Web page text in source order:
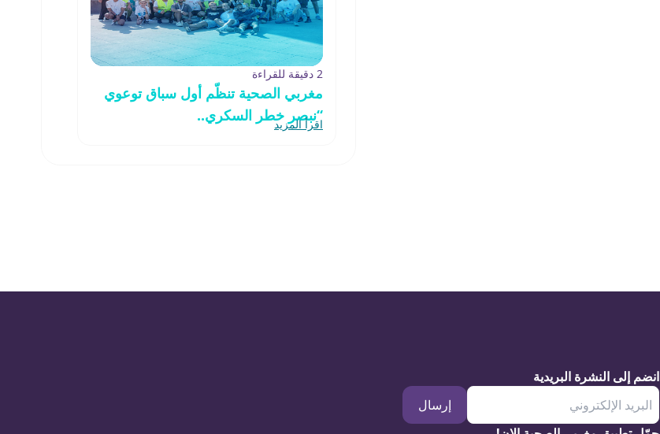
2 دقيقة للقراءة
مغربي الصحية تنظّم أول سباق توعوي
“نبصر خطر السكري..
اقرأ المزيد
انضم إلى النشرة البريدية
إرسال